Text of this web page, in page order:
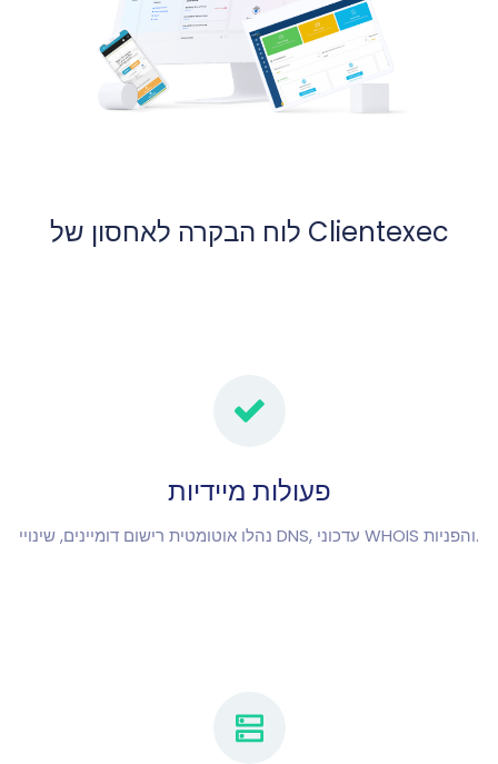
לוח הבקרה לאחסון של Clientexec
פעולות מיידיות
נהלו אוטומטית רישום דומיינים, שינויי DNS, עדכוני WHOIS והפניות.